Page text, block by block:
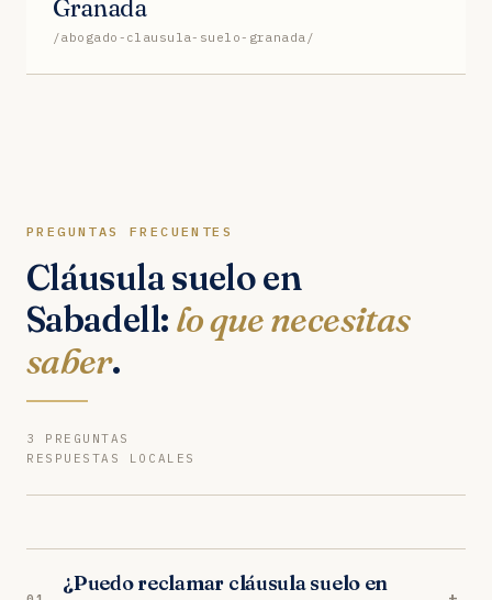
Granada
/abogado-clausula-suelo-granada/
PREGUNTAS FRECUENTES
Cláusula suelo en
Sabadell: lo que necesitas
saber.
3 PREGUNTAS
RESPUESTAS LOCALES
¿Puedo reclamar cláusula suelo en